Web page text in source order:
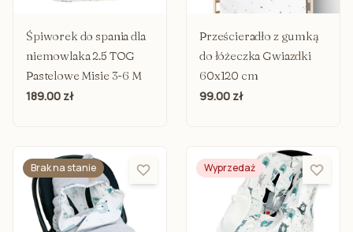
Śpiworek do spania dla
niemowlaka 2.5 TOG
Pastelowe Misie 3-6 M
189.00 zł
Prześcieradło z gumką
do łóżeczka Gwiazdki
60x120 cm
99.00 zł
Brak na stanie Wyprzedaż